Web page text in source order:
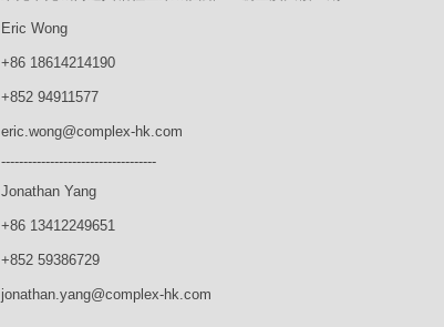
Eric Wong
+86 18614214190
+852 94911577
eric.wong@complex-hk.com
-----------------------------------
Jonathan Yang
+86 13412249651
+852 59386729
jonathan.yang@complex-hk.com